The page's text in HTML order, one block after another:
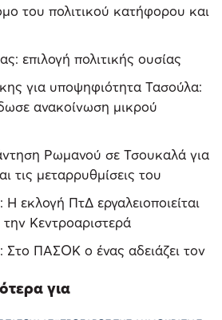
του πολιτικού κατήφορου και
επιλογή πολιτικής ουσίας
για υποψηφιότητα Τασούλα:
ανακοίνωση μικρού
Ρωμανού σε Τσουκαλά για
τις μεταρρυθμίσεις του
εκλογή ΠτΔ εργαλειοποιείται
Κεντροαριστερά
ΠΑΣΟΚ ο ένας αδειάζει τον
για